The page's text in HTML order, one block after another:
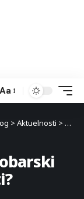
Aa
> Aktuelnosti >